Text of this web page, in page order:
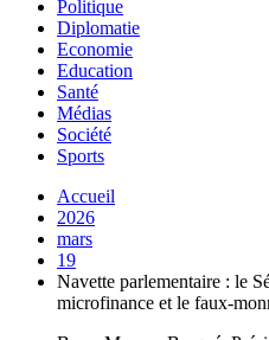
Politique
Diplomatie
Economie
Education
Santé
Médias
Société
Sports
Accueil
2026
mars
19
Navette parlementaire : le
microfinance et le faux-